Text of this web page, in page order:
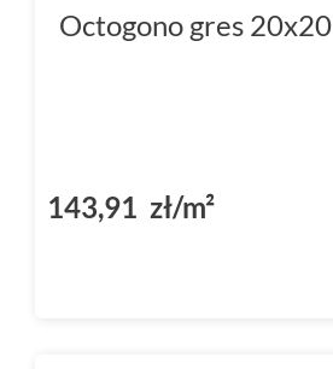
Octogono gres 20x20
143,91 zł/m²